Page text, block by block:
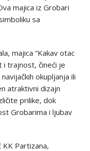
majica iz Grobari
sa
majica “Kakav otac
i trajnost, čineći je
okupljanja ili
atraktivni dizajn
prilike, dok
Grobarima i ljubav
KK Partizana,